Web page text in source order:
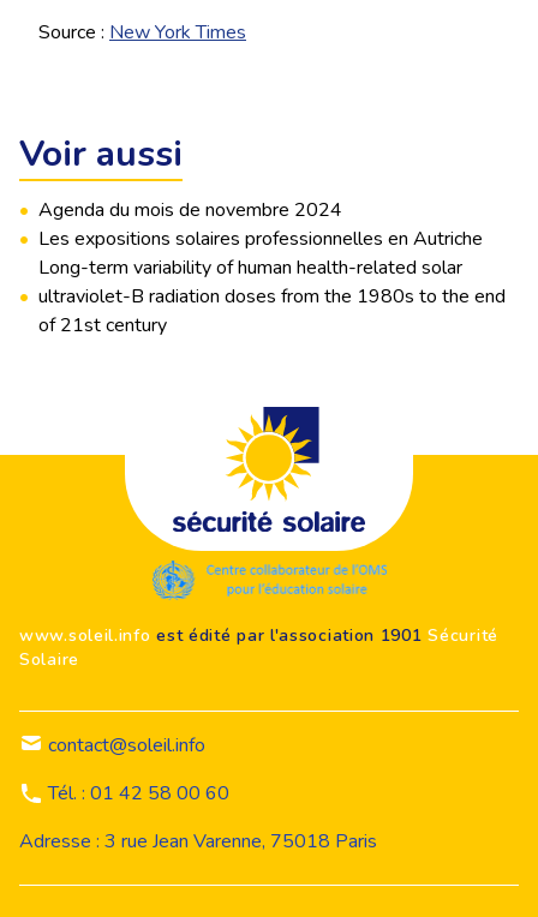
Source : New York Times
Voir aussi
• Agenda du mois de novembre 2024
• Les expositions solaires professionnelles en Autriche
•
Long-term variability of human health-related solar
ultraviolet-B radiation doses from the 1980s to the end
of 21st century
www.soleil.info est édité par l'association 1901Sécurité
Solaire
contact@soleil.info
Tél. : 01 42 58 00 60
Adresse : 3 rue Jean Varenne, 75018 Paris